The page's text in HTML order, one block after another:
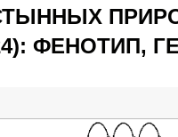
ФЕНОТИП,